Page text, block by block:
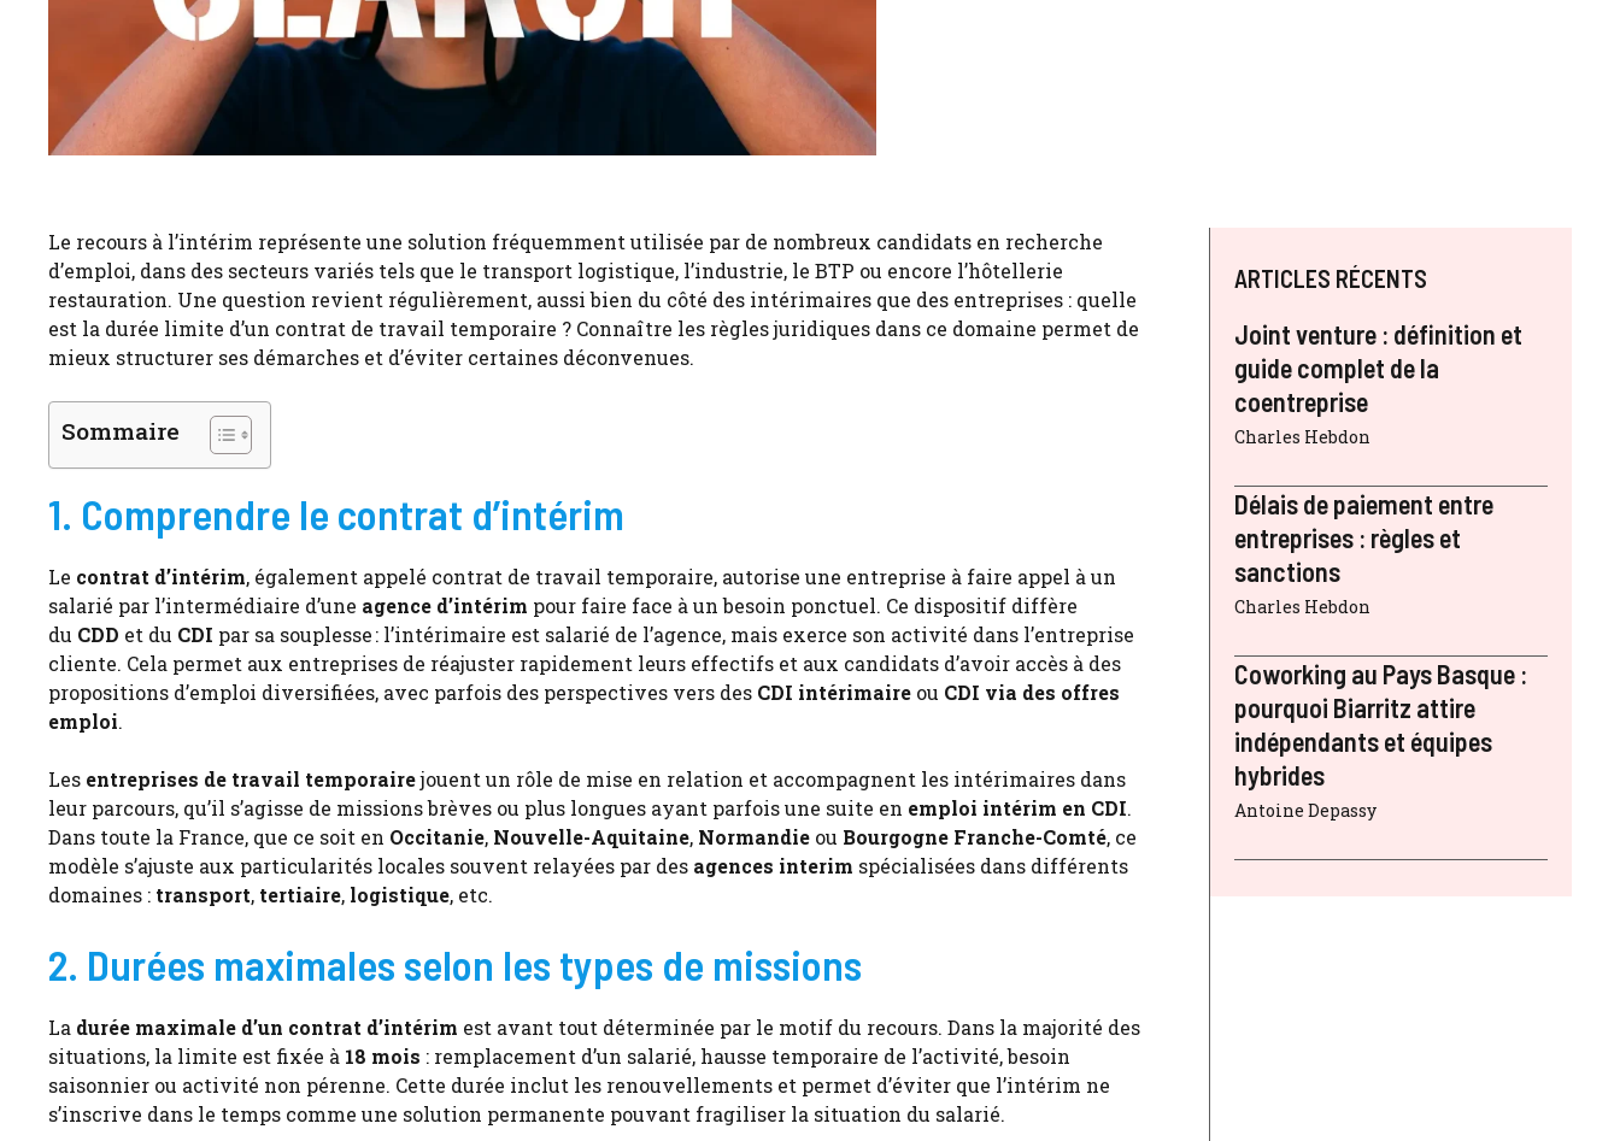
Le recours à l’intérim représente une solution fréquemment utilisée par de nombreux candidats en recherche
d’emploi, dans des secteurs variés tels que le transport logistique, l’industrie, le BTP ou encore l’hôtellerie
restauration. Une question revient régulièrement, aussi bien du côté des intérimaires que des entreprises : quelle
est la durée limite d’un contrat de travail temporaire ? Connaître les règles juridiques dans ce domaine permet de
mieux structurer ses démarches et d’éviter certaines déconvenues.
Sommaire
1. Comprendre le contrat d’intérim
Le contrat d’intérim, également appelé contrat de travail temporaire, autorise une entreprise à faire appel à un
salarié par l’intermédiaire d’une agence d’intérim pour faire face à un besoin ponctuel. Ce dispositif diffère
du CDD et du CDI par sa souplesse : l’intérimaire est salarié de l’agence, mais exerce son activité dans l’entreprise
cliente. Cela permet aux entreprises de réajuster rapidement leurs effectifs et aux candidats d’avoir accès à des
propositions d’emploi diversifiées, avec parfois des perspectives vers des CDI intérimaire ou CDI via des offres
emploi.
Les entreprises de travail temporairejouent un rôle de mise en relation et accompagnent les intérimaires dans
leur parcours, qu’il s’agisse de missions brèves ou plus longues ayant parfois une suite en emploi intérim en CDI.
Dans toute la France, que ce soit en Occitanie, Nouvelle-Aquitaine, Normandie ou Bourgogne Franche-Comté, ce
modèle s’ajuste aux particularités locales souvent relayées par des agences interim spécialisées dans différents
domaines : transport, tertiaire, logistique, etc.
2. Durées maximales selon les types de missions
La durée maximale d’un contrat d’intérim est avant tout déterminée par le motif du recours. Dans la majorité des
situations, la limite est fixée à 18 mois : remplacement d’un salarié, hausse temporaire de l’activité, besoin
saisonnier ou activité non pérenne. Cette durée inclut les renouvellements et permet d’éviter que l’intérim ne
s’inscrive dans le temps comme une solution permanente pouvant fragiliser la situation du salarié.
ARTICLES RÉCENTS
Joint venture : définition et
guide complet de la
coentreprise
Charles Hebdon
Délais de paiement entre
entreprises : règles et
sanctions
Charles Hebdon
Coworking au Pays Basque :
pourquoi Biarritz attire
indépendants et équipes
hybrides
Antoine Depassy